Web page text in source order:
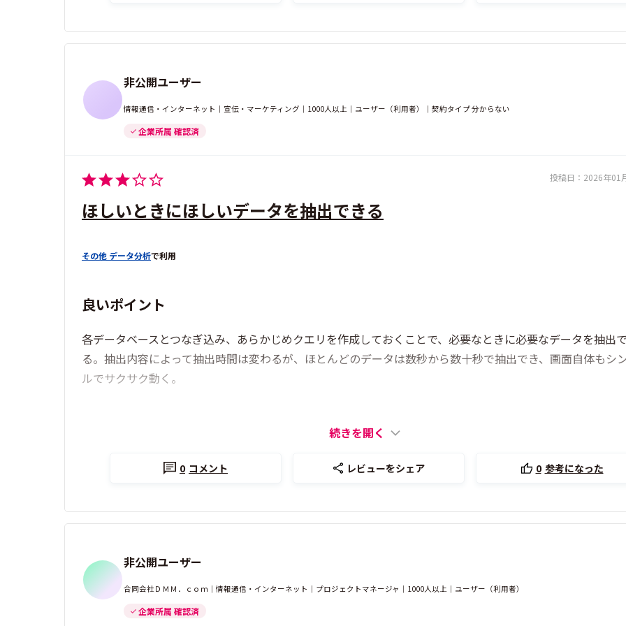
非公開ユーザー
情報通信・インターネット｜宣伝・マーケティング｜1000人以上｜ユーザー（利用者）｜契約タイプ 分からない
企業所属 確認済
投稿日： 2026年01
ほしいときにほしいデータを抽出できる
その他 データ分析で利用
良いポイント
各データベースとつなぎ込み、あらかじめクエリを作成しておくことで、必要なときに必要なデータを抽出
る。抽出内容によって抽出時間は変わるが、ほとんどのデータは数秒から数十秒で抽出でき、画面自体もシ
ルでサクサク動く。
続きを開く
0 コメント レビューをシェア 0 参考になった
非公開ユーザー
合同会社ＤＭＭ．ｃｏｍ｜情報通信・インターネット｜プロジェクトマネージャ｜1000人以上｜ユーザー（利用者）
企業所属 確認済